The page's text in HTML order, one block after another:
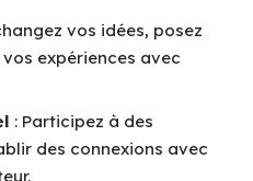
vos idées, posez
expériences avec
: Participez à des
des connexions avec